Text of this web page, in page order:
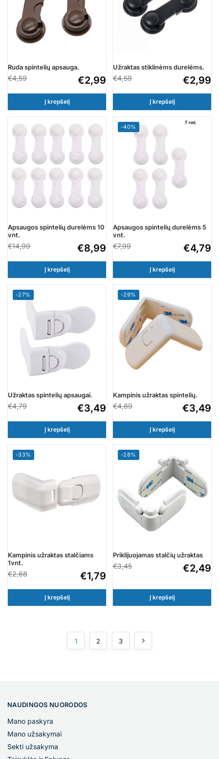
Ruda spintelių apsauga.
€4,59 €2,99
Į krepšelį
Užraktas stiklinėms durelėms.
€4,59 €2,99
Į krepšelį
Apsaugos spintelių durelėms 10
vnt.
€14,99 €8,99
Į krepšelį
-40%
Apsaugos spintelių durelėms 5
vnt.
€7,99 €4,79
Į krepšelį
-27%
Užraktas spintelių apsaugai.
€4,79 €3,49
Į krepšelį
-29%
Kampinis užraktas spintelių.
€4,89 €3,49
Į krepšelį
-33%
Kampinis užraktas stalčiams
1vnt.
€2,68 €1,79
Į krepšelį
-28%
Priklijuojamas stalčių užraktas
€3,45 €2,49
Į krepšelį
1 2 3
NAUDINGOS NUORODOS
Mano paskyra
Mano užsakymai
Sekti užsakyma